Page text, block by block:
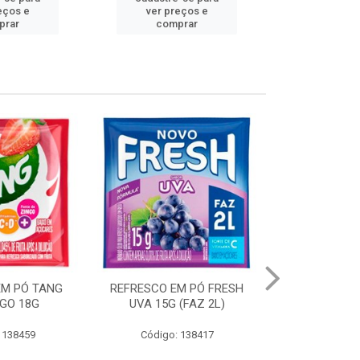
e
ver preços e
comprar
PÓ FRESH
2L)
ENGOV AFTER CITRUS
250ML
Código: 137514